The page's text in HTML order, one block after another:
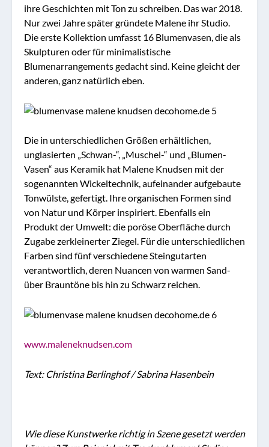
ihre Geschichten mit Ton zu schreiben. Das war 2018.
Nur zwei Jahre später gründete Malene ihr Studio.
Die erste Kollektion umfasst 16 Blumenvasen, die als
Skulpturen oder für minimalistische
Blumenarrangements gedacht sind. Keine gleicht der
anderen, ganz natürlich eben.
Die in unterschiedlichen Größen erhältlichen,
unglasierten „Schwan-“, „Muschel-“ und „Blumen-
Vasen“ aus Keramik hat Malene Knudsen mit der
sogenannten Wickeltechnik, aufeinander aufgebaute
Tonwülste, gefertigt. Ihre organischen Formen sind
von Natur und Körper inspiriert. Ebenfalls ein
Produkt der Umwelt: die poröse Oberfläche durch
Zugabe zerkleinerter Ziegel. Für die unterschiedlichen
Farben sind fünf verschiedene Steingutarten
verantwortlich, deren Nuancen von warmen Sand-
über Brauntöne bis hin zu Schwarz reichen.
www.maleneknudsen.com
Text: Christina Berlinghof / Sabrina Hasenbein
Wie diese Kunstwerke richtig in Szene gesetzt werden